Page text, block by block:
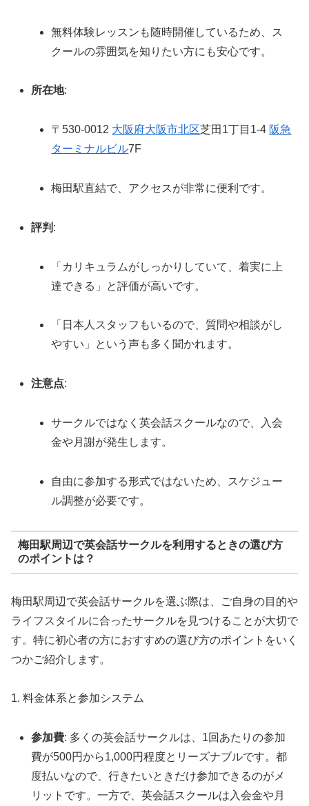
無料体験レッスンも随時開催しているため、ス
クールの雰囲気を知りたい方にも安心です。
所在地:
〒530-0012 大阪府大阪市北区芝田1丁目1-4 阪急
ターミナルビル7F
梅田駅直結で、アクセスが非常に便利です。
評判 :
「カリキュラムがしっかりしていて、着実に上
達できる」と評価が高いです。
「日本人スタッフもいるので、質問や相談がし
やすい」という声も多く聞かれます。
注意点:
サークルではなく英会話スクールなので、入会
金や月謝が発生します。
自由に参加する形式ではないため、スケジュー
ル調整が必要です。
梅田駅周辺で英会話サークルを利用するときの選び方
のポイントは？
梅田駅周辺で英会話サークルを選ぶ際は、ご自身の目的や
ライフスタイルに合ったサークルを見つけることが大切で
す。特に初心者の方におすすめの選び方のポイントをいく
つかご紹介します。
1. 料金体系と参加システム
参加費: 多くの英会話サークルは、1回あたりの参加
費が500円から1,000円程度とリーズナブルです。都
度払いなので、行きたいときだけ参加できるのがメ
リットです。一方で、英会話スクールは入会金や月